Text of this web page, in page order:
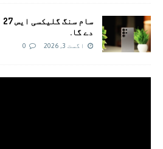
دے گا.
اگست 3, 2026 0